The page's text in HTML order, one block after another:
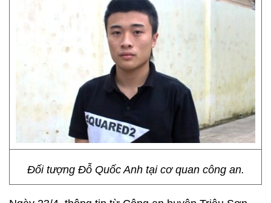
Đối tượng Đỗ Quốc Anh tại cơ quan công an.